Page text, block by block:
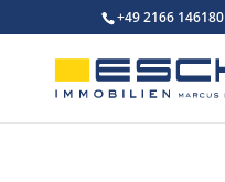
to
content
+49 2166 146180